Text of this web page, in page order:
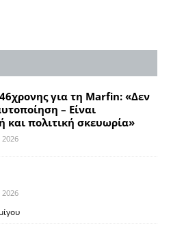
για τη Marfin: «Δεν
– Είναι
και πολιτική σκευωρία»